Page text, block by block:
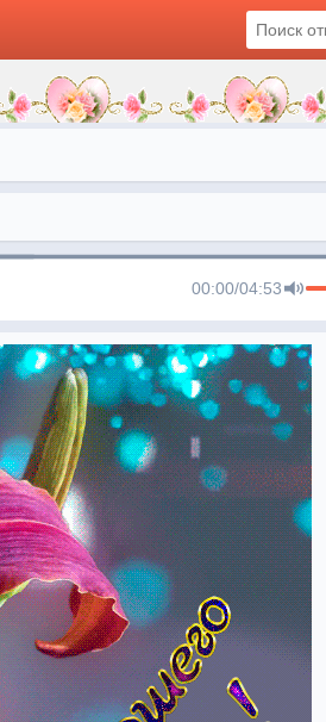
00:00/04:53